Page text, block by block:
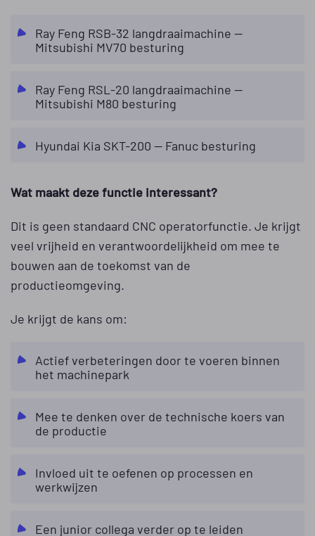
Ray Feng RSB-32 langdraaimachine —
Mitsubishi MV70 besturing
Ray Feng RSL-20 langdraaimachine —
Mitsubishi M80 besturing
Hyundai Kia SKT-200 — Fanuc besturing
Wat maakt deze functie interessant?
Dit is geen standaard CNC operatorfunctie. Je krijgt
veel vrijheid en verantwoordelijkheid om mee te
bouwen aan de toekomst van de
productieomgeving.
Je krijgt de kans om:
Actief verbeteringen door te voeren binnen
het machinepark
Mee te denken over de technische koers van
de productie
Invloed uit te oefenen op processen en
werkwijzen
Een junior collega verder op te leiden